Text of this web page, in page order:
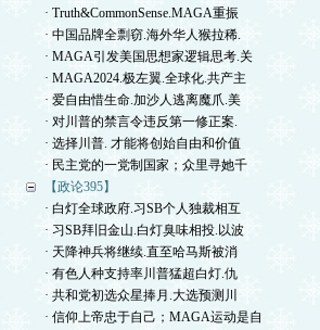
· Truth&CommonSense.MAGA重振
· 中国品牌全剽窃.海外华人猴拉稀.
· MAGA引发美国思想家逻辑思考.关
· MAGA2024.极左翼.全球化.共产主
· 爱自由惜生命.加沙人逃离魔爪.美
· 对川普的禁言令违反第一修正案.
· 选择川普. 才能将创始自由和价值
· 民主党的一党制国家；众里寻她千
【政论395】
· 白灯全球政府.习SB个人独裁相互
· 习SB拜旧金山.白灯臭味相投.以波
· 天降神兵将继续.直至哈马斯被消
· 有色人种支持率川普猛超白灯.仇
· 共和党初选众星捧月.大选预测川
· 信仰上帝忠于自己；MAGA运动是自